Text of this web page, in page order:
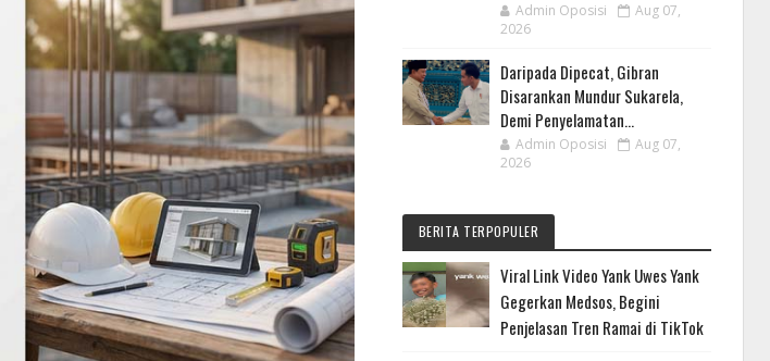
Admin Oposisi
Aug 07,
2026
Daripada Dipecat, Gibran
Disarankan Mundur Sukarela,
Demi Penyelamatan...
Admin Oposisi
Aug 07,
2026
BERITA TERPOPULER
Viral Link Video Yank Uwes Yank
Gegerkan Medsos, Begini
Penjelasan Tren Ramai di TikTok